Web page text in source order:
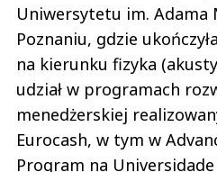
Uniwersytetu im. Adama
Poznaniu, gdzie
na kierunku fizyka
udział w programach
menedżerskiej
Eurocash, w tym w
Program na